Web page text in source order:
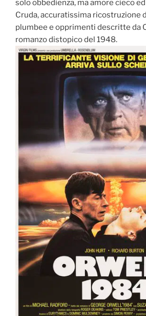
solo obbedienza, ma amore cieco
Cruda, accuratissima ricostruzione
plumbee e opprimenti descritte da
romanzo distopico del 1948.